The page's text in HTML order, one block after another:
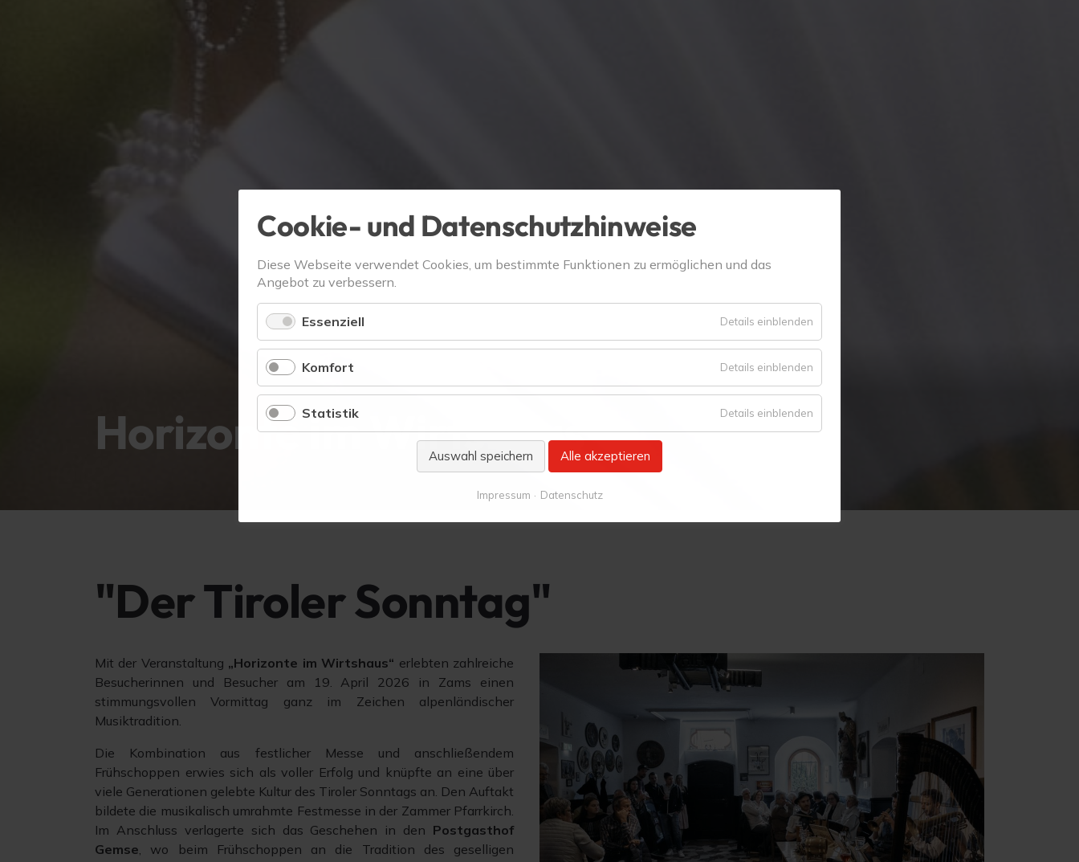
Horizonte im Wirtshaus
"Der Tiroler Sonntag"
Mit der Veranstaltung „Horizonte im Wirtshaus“ erlebten zahlreiche
Besucherinnen und Besucher am 19. April 2026 in Zams einen
stimmungsvollen Vormittag ganz im Zeichen alpenländischer
Musiktradition.
Die Kombination aus festlicher Messe und anschließendem
Frühschoppen erwies sich als voller Erfolg und knüpfte an eine über
viele Generationen gelebte Kultur des Tiroler Sonntags an. Den Auftakt
bildete die musikalisch umrahmte Festmesse in der Zammer Pfarrkirch.
Im Anschluss verlagerte sich das Geschehen in den Postgasthof
Gemse, wo beim Frühschoppen an die Tradition des geselligen
Cookie- und Datenschutzhinweise
Diese Webseite verwendet Cookies, um bestimmte Funktionen zu ermöglichen und das
Angebot zu verbessern.
Essenziell Details einblenden
Essenziell
Komfort Details einblenden
Komfort
Statistik Details einblenden
Statistik
Auswahl speichern Alle akzeptieren
Impressum Datenschutz